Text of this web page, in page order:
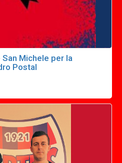
San Michele per la
Postal